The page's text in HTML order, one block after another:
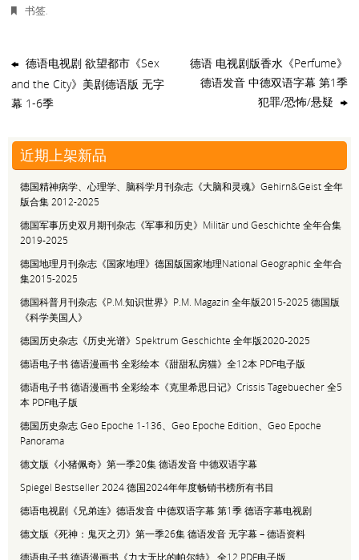
书签.
德语电视剧 欲望都市《Sex
and the City》美剧德语版 无字
幕 1-6季
德语 电视剧版香水《Perfume》
德语发音 中德双语字幕 第1季
犯罪/恐怖/悬疑
近期上架新品
德国精神病学、心理学、脑科学月刊杂志《大脑和灵魂》Gehirn&Geist 全年
版合集 2012-2025
德国军事历史双月期刊杂志《军事和历史》Militär und Geschichte 全年合集
2019-2025
德国地理月刊杂志《国家地理》德国版国家地理National Geographic 全年合
集2015-2025
德国科普月刊杂志《P.M.知识世界》P.M. Magazin 全年版2015-2025 德国版
《科学美国人》
德国历史杂志《历史光谱》Spektrum Geschichte 全年版2020-2025
德语电子书 德语漫画书 全彩绘本《甜甜私房猫》全12本 PDF电子版
德语电子书 德语漫画书 全彩绘本《克里希思日记》Crissis Tagebuecher 全5
本 PDF电子版
德国历史杂志 Geo Epoche 1-136、Geo Epoche Edition、Geo Epoche
Panorama
德文版《小猪佩奇》第一季20集 德语发音 中德双语字幕
Spiegel Bestseller 2024 德国2024年年度畅销书榜所有书目
德语电视剧《兄弟连》德语发音 中德双语字幕 第1季 德语字幕电视剧
德文版《死神：鬼灭之刃》第一季26集 德语发音 无字幕 – 德语资料